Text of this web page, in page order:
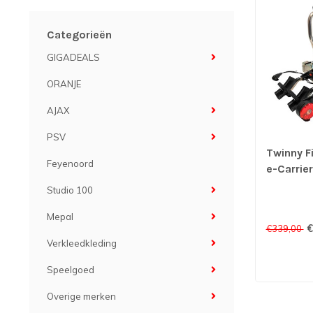
Categorieën
GIGADEALS
ORANJE
AJAX
PSV
Feyenoord
Studio 100
Mepal
Verkleedkleding
Speelgoed
Overige merken
Twinny
e-
€339,00